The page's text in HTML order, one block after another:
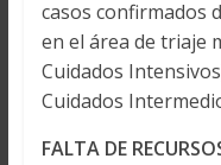
casos confirmados
en el área de triaje
Cuidados
Cuidados
FALTA DE